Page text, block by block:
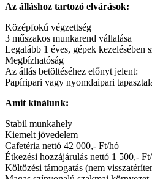
Az álláshoz tartozó elvárások:
Középfokú végzettség
3 műszakos munkarend vállalása
Legalább 1 éves, gépek kezelésében
Megbízhatóság
Az állás betöltéséhez előnyt jelent:
Papíripari vagy nyomdaipari
Amit kínálunk:
Stabil munkahely
Kiemelt jövedelem
Cafetéria nettó 42 000,- Ft/hó
Étkezési hozzájárulás nettó 1 500,-
Költözési támogatás (nem